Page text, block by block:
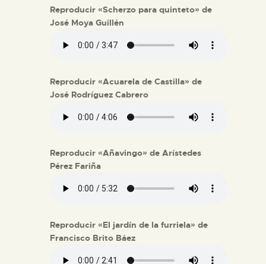
Reproducir «Scherzo para quinteto» de
José Moya Guillén
Reproducir «Acuarela de Castilla» de
José Rodríguez Cabrero
Reproducir «Añavingo» de Arístedes
Pérez Fariña
Reproducir «El jardín de la furriela» de
Francisco Brito Báez